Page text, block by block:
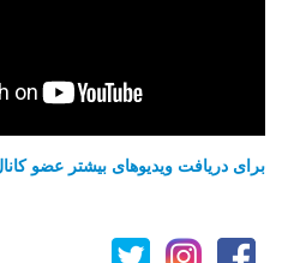
برای دریافت ویدیوهای بیشتر عضو